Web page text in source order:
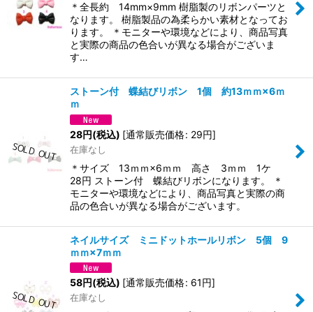
＊全長約 14mm×9mm 樹脂製のリボンパーツと
なります。 樹脂製品の為柔らかい素材となってお
ります。 ＊モニターや環境などにより、商品写真
と実際の商品の色合いが異なる場合がございま
す…
ストーン付 蝶結びリボン 1個 約13ｍｍ×6ｍ
ｍ
28円(税込) [通常販売価格: 29円]
在庫なし
＊サイズ 13ｍｍ×6ｍｍ 高さ 3ｍｍ 1ケ
28円 ストーン付 蝶結びリボンになります。 ＊
モニターや環境などにより、商品写真と実際の商
品の色合いが異なる場合がございます。
ネイルサイズ ミニドットホールリボン 5個 9
ｍｍ×7ｍｍ
58円(税込) [通常販売価格: 61円]
在庫なし